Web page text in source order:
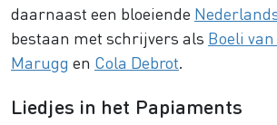
daarnaast een bloeiende
bestaan met schrijvers als Boeli
Marugg en Cola Debrot
Liedjes in het Papiaments